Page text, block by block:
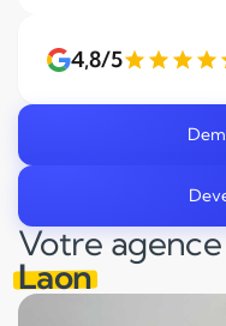
Votre
Laon
4,8/5